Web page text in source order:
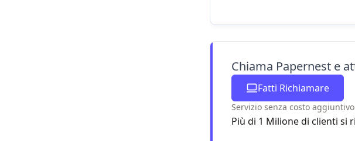
Chiama Papernest e
Fatti Richiamare
Servizio senza costo
Più di 1 Milione di clienti si